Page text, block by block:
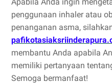
penggunaan inhaler atau
penanganan asma,
membantu Anda apabila
memiliki pertanyaan
Semoga bermanfaat!